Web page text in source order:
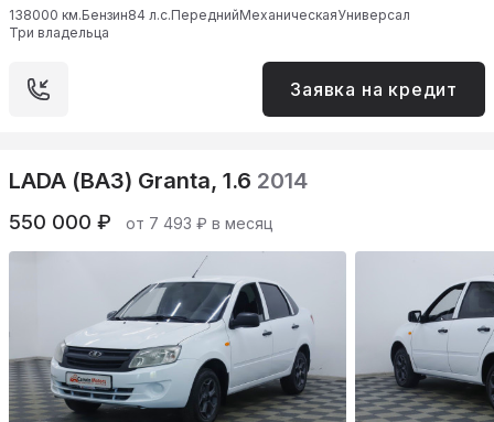
138000 км.Бензин84 л.с.ПереднийМеханическаяУниверсал
Три владельца
Заявка на кредит
LADA (ВАЗ) Granta, 1.6 2014
550 000 ₽ от 7 493 ₽ в месяц